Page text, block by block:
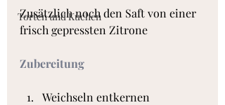
Torten und Kuchen
Zusätzlich noch den Saft von einer
frisch gepressten Zitrone
Zubereitung
Weichseln entkernen